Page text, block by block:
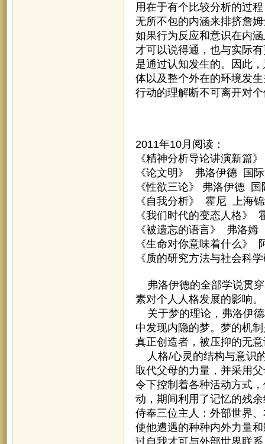
用在于有个比较分析的过
无所不包的内涵来排挤詹
如果行为反应和意识在内
才可以说得通，也与实际
是通过认知发生的。因此
体以及整个外在的环境发
行动的理解断不可离开对
2011年10月阅读：
《精神分析导论讲演新篇
《论文明》 弗洛伊德 国
《性欲三论》 弗洛伊德
《自我分析》 霍尼 上海
《我们时代的变态人格》
《被遗忘的语言》 弗洛
《生命对你意味着什么》
《质的研究方法与社会科
弗洛伊德的全部学说贯穿
素对个人人格发展的影响。
关于梦的理论，弗洛伊德
中发现内隐的梦。梦的机
真正创造者，被压抑的无
人格/心灵的结构与意识
取代父母的力量，并采用
令下控制着各种活动方式
动，期间利用了记忆的残
侍奉三位主人：外部世界
使他遭遇的种种内外力量
过自我才可与外部世界联